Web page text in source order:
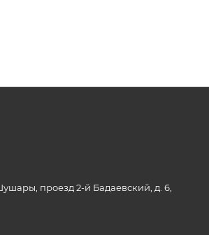
проезд 2-й Бадаевский, д. 6,